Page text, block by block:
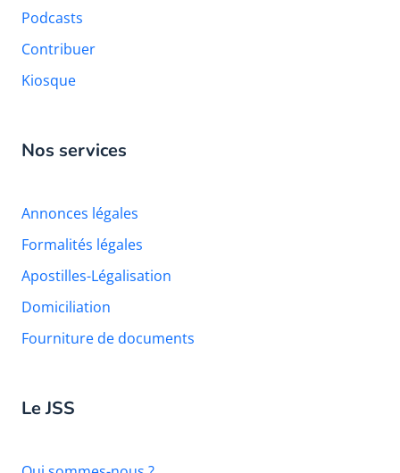
Podcasts
Contribuer
Kiosque
Nos services
Annonces légales
Formalités légales
Apostilles-Légalisation
Domiciliation
Fourniture de documents
Le JSS